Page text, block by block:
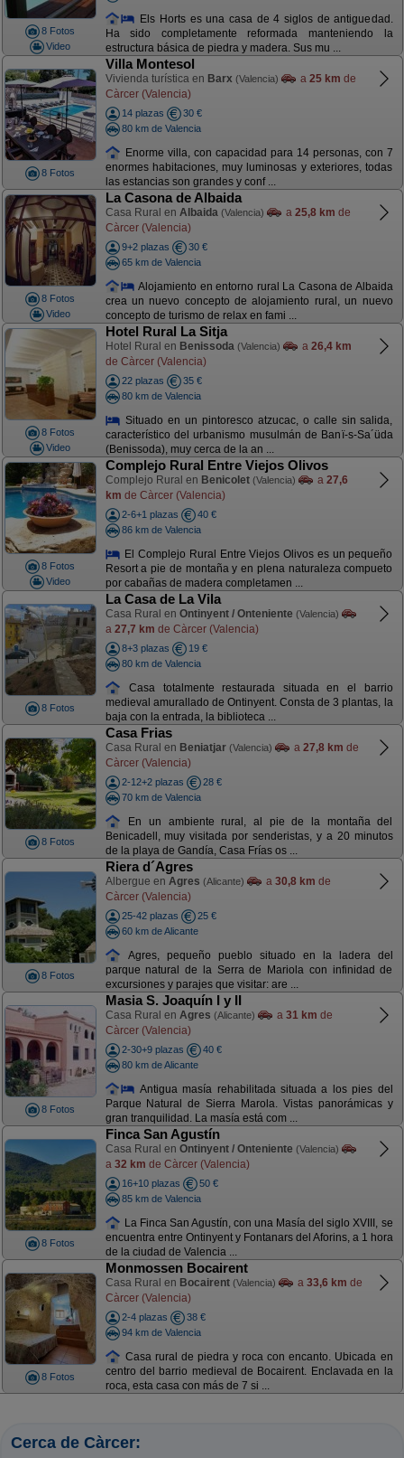
8 Fotos
Video
Els Horts es una casa de 4 siglos de antiguedad.
Ha sido completamente reformada manteniendo la
estructura básica de piedra y madera. Sus mu ...
8 Fotos
Villa Montesol
Vivienda turística en Barx (Valencia) a 25 km de
Càrcer (Valencia)
14 plazas
30 €
80 km de Valencia
Enorme villa, con capacidad para 14 personas, con 7
enormes habitaciones, muy luminosas y exteriores, todas
las estancias son grandes y conf ...
8 Fotos
Video
La Casona de Albaida
Casa Rural en Albaida (Valencia) a 25,8 km de
Càrcer (Valencia)
9+2 plazas
30 €
65 km de Valencia
Alojamiento en entorno rural La Casona de Albaida
crea un nuevo concepto de alojamiento rural, un nuevo
concepto de turismo de relax en fami ...
8 Fotos
Video
Hotel Rural La Sitja
Hotel Rural en Benissoda (Valencia) a 26,4 km
de Càrcer (Valencia)
22 plazas
35 €
80 km de Valencia
Situado en un pintoresco atzucac, o calle sin salida,
característico del urbanismo musulmán de Banï-s-Sa´üda
(Benissoda), muy cerca de la an ...
8 Fotos
Video
Complejo Rural Entre Viejos Olivos
Complejo Rural en Benicolet (Valencia) a 27,6
km de Càrcer (Valencia)
2-6+1 plazas
40 €
86 km de Valencia
El Complejo Rural Entre Viejos Olivos es un pequeño
Resort a pie de montaña y en plena naturaleza compueto
por cabañas de madera completamen ...
8 Fotos
La Casa de La Vila
Casa Rural en Ontinyent / Onteniente (Valencia)
a 27,7 km de Càrcer (Valencia)
8+3 plazas
19 €
80 km de Valencia
Casa totalmente restaurada situada en el barrio
medieval amurallado de Ontinyent. Consta de 3 plantas, la
baja con la entrada, la biblioteca ...
8 Fotos
Casa Frias
Casa Rural en Beniatjar (Valencia) a 27,8 km de
Càrcer (Valencia)
2-12+2 plazas
28 €
70 km de Valencia
En un ambiente rural, al pie de la montaña del
Benicadell, muy visitada por senderistas, y a 20 minutos
de la playa de Gandía, Casa Frías os ...
8 Fotos
Riera d´Agres
Albergue en Agres (Alicante) a 30,8 km de
Càrcer (Valencia)
25-42 plazas
25 €
60 km de Alicante
Agres, pequeño pueblo situado en la ladera del
parque natural de la Serra de Mariola con infinidad de
excursiones y parajes que visitar: are ...
8 Fotos
Masia S. Joaquín I y II
Casa Rural en Agres (Alicante) a 31 km de
Càrcer (Valencia)
2-30+9 plazas
40 €
80 km de Alicante
Antigua masía rehabilitada situada a los pies del
Parque Natural de Sierra Marola. Vistas panorámicas y
gran tranquilidad. La masía está com ...
8 Fotos
Finca San Agustín
Casa Rural en Ontinyent / Onteniente (Valencia)
a 32 km de Càrcer (Valencia)
16+10 plazas
50 €
85 km de Valencia
La Finca San Agustín, con una Masía del siglo XVIII, se
encuentra entre Ontinyent y Fontanars del Aforins, a 1 hora
de la ciudad de Valencia ...
8 Fotos
Monmossen Bocairent
Casa Rural en Bocairent (Valencia) a 33,6 km de
Càrcer (Valencia)
2-4 plazas
38 €
94 km de Valencia
Casa rural de piedra y roca con encanto. Ubicada en
centro del barrio medieval de Bocairent. Enclavada en la
roca, esta casa con más de 7 si ...
Cerca de Càrcer: